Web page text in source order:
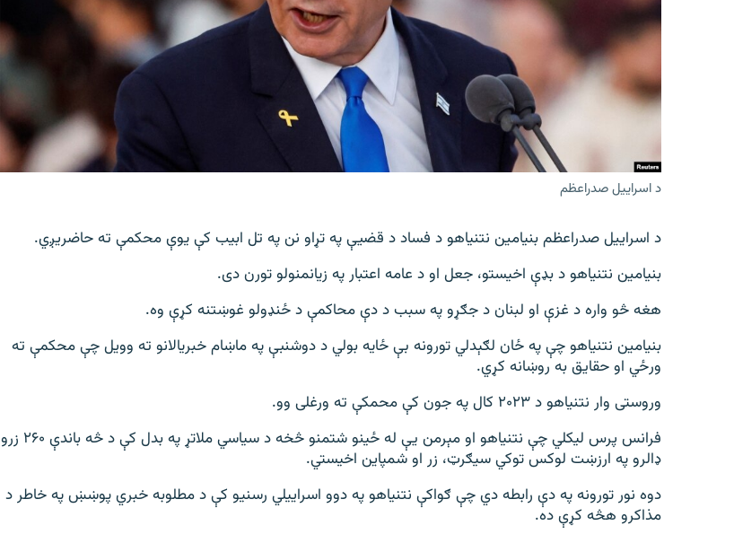
د اسراییل صدراعظم
د اسراییل صدراعظم بنیامین نتنیاهو د فساد د قضیې په تړاو نن په تل ابیب کې یوې محکمې ته حاضریږي.
بنیامین نتنیاهو د بډې اخیستو، جعل او د عامه اعتبار په زیانمنولو تورن دی.
هغه څو واره د غزې او لبنان د جګړو په سبب د دې محاکمې د ځنډولو غوښتنه کړې وه.
بنیامین نتنیاهو چې په ځان لګېدلي تورونه بې ځایه بولي د دوشنبې په ماښام خبریالانو ته وویل چې محکمې ته
ورځي او حقایق به روښانه کړي.
وروستی وار نتنیاهو د ۲۰۲۳ کال په جون کې محمکې ته ورغلی وو.
فرانس پرس لیکلي چې نتنیاهو او مېرمن یې له ځینو شتمنو څخه د سیاسي ملاتړ په بدل کې د څه باندې ۲۶۰ زرو
ډالرو په ارزښت لوکس توکي سیګرټ، زر او شمپاین اخیستي.
دوه نور تورونه په دې رابطه دي چې ګواکې نتنیاهو په دوو اسراییلي رسنیو کې د مطلوبه خبري پوښښ په خاطر د
مذاکرو هڅه کړې ده.